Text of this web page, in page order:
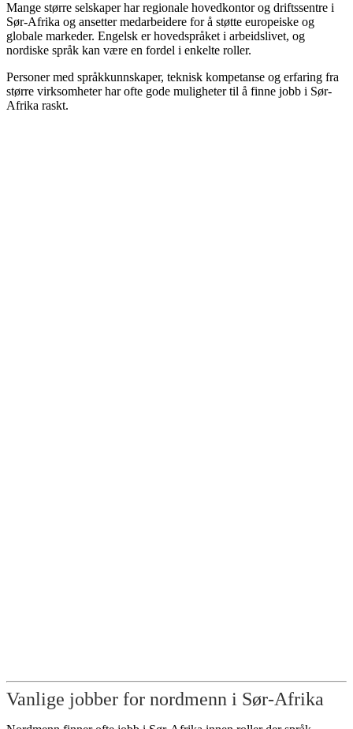
Mange større selskaper har regionale hovedkontor og driftssentre i
Sør-Afrika og ansetter medarbeidere for å støtte europeiske og
globale markeder. Engelsk er hovedspråket i arbeidslivet, og
nordiske språk kan være en fordel i enkelte roller.
Personer med språkkunnskaper, teknisk kompetanse og erfaring fra
større virksomheter har ofte gode muligheter til å finne jobb i Sør-
Afrika raskt.
Vanlige jobber for nordmenn i Sør-Afrika